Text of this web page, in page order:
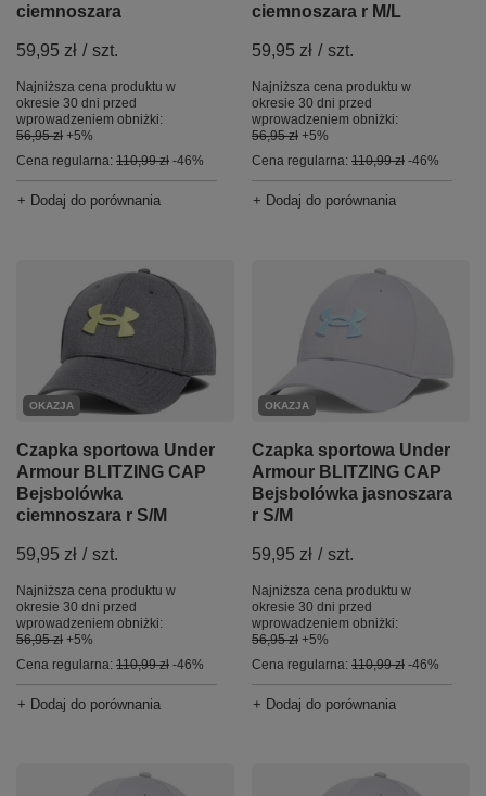
ciemnoszara
59,95 zł / szt.
Najniższa cena produktu w
okresie 30 dni przed
wprowadzeniem obniżki:
56,95 zł +5%
Cena regularna: 110,99 zł -46%
+ Dodaj do porównania
ciemnoszara r M/L
59,95 zł / szt.
Najniższa cena produktu w
okresie 30 dni przed
wprowadzeniem obniżki:
56,95 zł +5%
Cena regularna: 110,99 zł -46%
+ Dodaj do porównania
OKAZJA
Czapka sportowa Under
Armour BLITZING CAP
Bejsbolówka
ciemnoszara r S/M
59,95 zł / szt.
Najniższa cena produktu w
okresie 30 dni przed
wprowadzeniem obniżki:
56,95 zł +5%
Cena regularna: 110,99 zł -46%
+ Dodaj do porównania
OKAZJA
Czapka sportowa Under
Armour BLITZING CAP
Bejsbolówka jasnoszara
r S/M
59,95 zł / szt.
Najniższa cena produktu w
okresie 30 dni przed
wprowadzeniem obniżki:
56,95 zł +5%
Cena regularna: 110,99 zł -46%
+ Dodaj do porównania